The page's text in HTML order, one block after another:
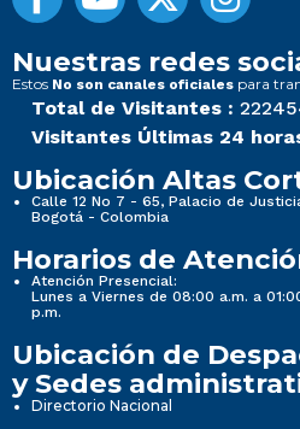
Nuestras redes
Estos No son canales oficiales para
Total de Visitantes :
Visitantes Últimas 24
Ubicación Altas
Calle 12 No 7 - 65, Palacio de
Bogotá - Colombia
Horarios de
Atención Presencial:
Lunes a Viernes de 08:00 a.m. a
p.m.
Ubicación de
y Sedes
Directorio Nacional